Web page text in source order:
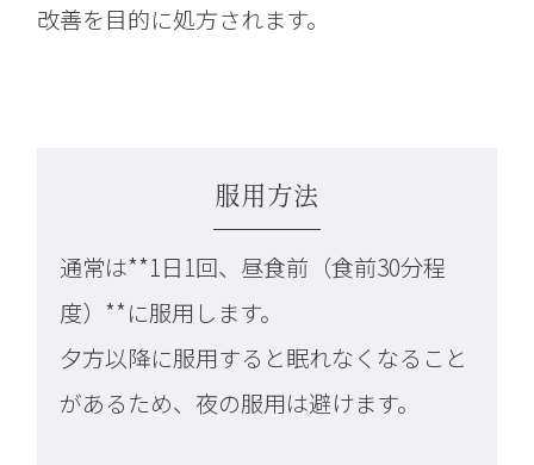
改善を目的に処方されます。
服用方法
通常は**1日1回、昼食前（食前30分程
度）**に服用します。
夕方以降に服用すると眠れなくなること
があるため、夜の服用は避けます。